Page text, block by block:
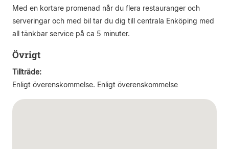
Med en kortare promenad når du flera restauranger och
serveringar och med bil tar du dig till centrala Enköping med
all tänkbar service på ca 5 minuter.
Övrigt
Tillträde:
Enligt överenskommelse. Enligt överenskommelse